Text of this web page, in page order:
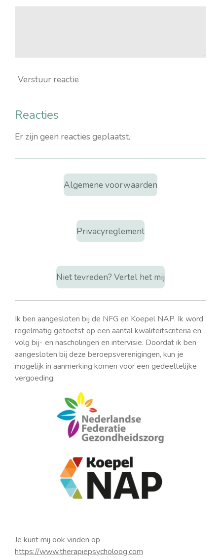
Verstuur reactie
Reacties
Er zijn geen reacties geplaatst.
Algemene voorwaarden
Privacyreglement
Niet tevreden? Vertel het mij
Ik ben aangesloten bij de NFG en Koepel NAP. Ik word
regelmatig getoetst op een aantal kwaliteitscriteria en
volg bij- en nascholingen en intervisie. Doordat ik ben
aangesloten bij deze beroepsverenigingen, kun je
mogelijk in aanmerking komen voor een gedeeltelijke
vergoeding.
Je kunt mij ook vinden op
https://www.therapiepsycholoog.com